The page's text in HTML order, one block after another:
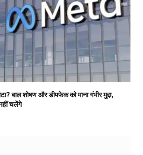
बाल शोषण और डीपफेक को माना गंभीर मुद्दा,
चलेंगे